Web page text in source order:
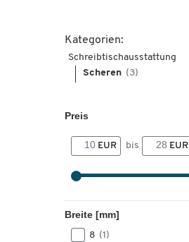
Kategorien:
Schreibtischausstattung
Scheren (3)
Preis
EUR bis EUR
Breite [mm]
8 (1)